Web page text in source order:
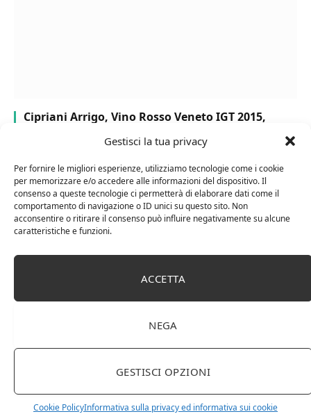
Gestisci la tua privacy
Per fornire le migliori esperienze, utilizziamo tecnologie come i cookie
per memorizzare e/o accedere alle informazioni del dispositivo. Il
consenso a queste tecnologie ci permetterà di elaborare dati come il
comportamento di navigazione o ID unici su questo sito. Non
acconsentire o ritirare il consenso può influire negativamente su alcune
caratteristiche e funzioni.
ACCETTA
NEGA
GESTISCI OPZIONI
Cookie PolicyInformativa sulla privacy ed informativa sui cookie
Cipriani Arrigo, Vino Rosso Veneto IGT 2015,
Chanson Pere & Fils – Chassagne Montrachet